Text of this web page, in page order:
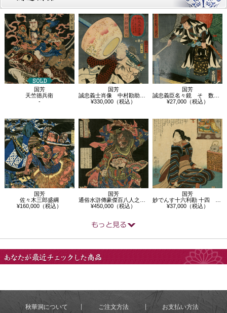
関連商品
国芳
天竺徳兵衛
-
国芳
誠忠義士肖像 中村勘助正辰
¥330,000（税込）
国芳
誠忠義臣名々鏡 そ 数田新右衛門武尭
¥27,000（税込）
国芳
佐々木三郎盛綱
¥160,000（税込）
国芳
通俗水滸傳豪傑百八人之一個 玉麒麟盧俊義
¥450,000（税込）
国芳
妙でんす十六利勘 十四 短気者損者
¥37,000（税込）
秋華洞について ご注文方法 お支払い方法